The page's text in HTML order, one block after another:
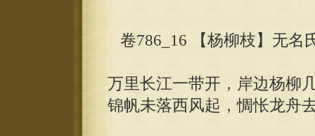
卷786_16 【杨柳枝】无名
万里长江一带开，岸边杨柳
锦帆未落西风起，惆怅龙舟